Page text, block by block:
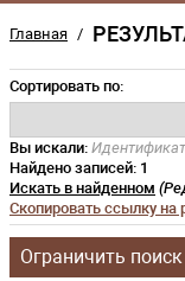
Главная /
Сортировать по:
Вы искали:
Найдено записей: 1
Искать в найденном
Скопировать ссылку на
Ограничить поиск